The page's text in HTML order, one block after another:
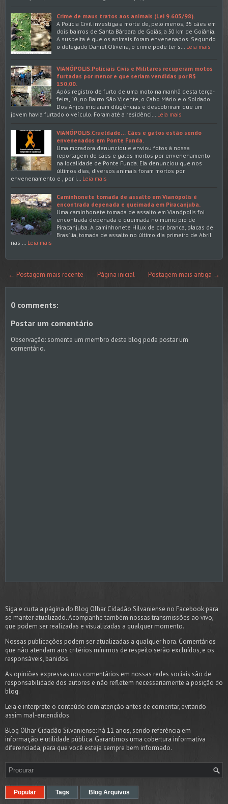
Crime de maus tratos aos animais (Lei 9.605/98).
A Policia Civil investiga a morte de, pelo menos, 35 cães em
dois bairros de Santa Bárbara de Goiás, a 50 km de Goiânia.
A suspeita é que os animais foram envenenados. Segundo
o delegado Daniel Oliveira, o crime pode ter s… Leia mais
VIANÓPOLIS:Policiais Civis e Militares recuperam motos
furtadas por menor e que seriam vendidas por R$
150,00.
Após registro de furto de uma moto na manhã desta terça-
feira, 10, no Bairro São Vicente, o Cabo Mário e o Soldado
Dos Anjos iniciaram diligências e descobriram que um
jovem havia furtado o veículo. Foram até a residênci… Leia mais
VIANÓPOLIS:Crueldade… Cães e gatos estão sendo
envenenados em Ponte Funda.
Uma moradora denunciou e enviou fotos à nossa
reportagem de cães e gatos mortos por envenenamento
na localidade de Ponte Funda. Ela denunciou que nos
últimos dias, diversos animais foram mortos por
envenenamento e , por i… Leia mais
Caminhonete tomada de assalto em Vianópolis é
encontrada depenada e queimada em Piracanjuba.
Uma caminhonete tomada de assalto em Vianópolis foi
encontrada depenada e queimada no município de
Piracanjuba. A caminhonete Hilux de cor branca, placas de
Brasília, tomada de assalto no último dia primeiro de Abril
nas … Leia mais
← Postagem mais recente Postagem mais antiga →
Página inicial
0 comments:
Postar um comentário
Observação: somente um membro deste blog pode postar um
comentário.
Siga e curta a página do Blog Olhar Cidadão Silvaniense no Facebook para
se manter atualizado. Acompanhe também nossas transmissões ao vivo,
que podem ser realizadas e visualizadas a qualquer momento.
Nossas publicações podem ser atualizadas a qualquer hora. Comentários
que não atendam aos critérios mínimos de respeito serão excluídos, e os
responsáveis, banidos.
As opiniões expressas nos comentários em nossas redes sociais são de
responsabilidade dos autores e não refletem necessariamente a posição do
blog.
Leia e interprete o conteúdo com atenção antes de comentar, evitando
assim mal-entendidos.
Blog Olhar Cidadão Silvaniense: há 11 anos, sendo referência em
informação e utilidade pública. Garantimos uma cobertura informativa
diferenciada, para que você esteja sempre bem informado.
Popular Tags Blog Arquivos